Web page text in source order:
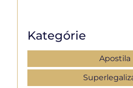
Kategórie
Apostila